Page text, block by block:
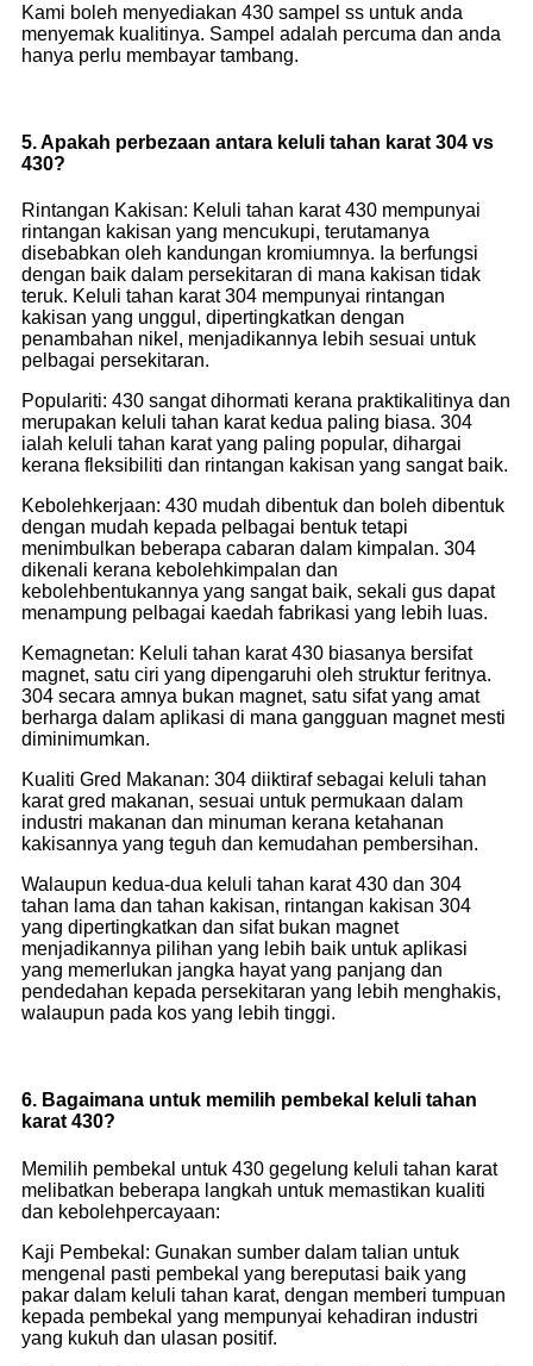
Kami boleh menyediakan 430 sampel ss untuk anda
menyemak kualitinya. Sampel adalah percuma dan anda
hanya perlu membayar tambang.
5. Apakah perbezaan antara keluli tahan karat 304 vs
430?
Rintangan Kakisan: Keluli tahan karat 430 mempunyai
rintangan kakisan yang mencukupi, terutamanya
disebabkan oleh kandungan kromiumnya. Ia berfungsi
dengan baik dalam persekitaran di mana kakisan tidak
teruk. Keluli tahan karat 304 mempunyai rintangan
kakisan yang unggul, dipertingkatkan dengan
penambahan nikel, menjadikannya lebih sesuai untuk
pelbagai persekitaran.
Populariti: 430 sangat dihormati kerana praktikalitinya dan
merupakan keluli tahan karat kedua paling biasa. 304
ialah keluli tahan karat yang paling popular, dihargai
kerana fleksibiliti dan rintangan kakisan yang sangat baik.
Kebolehkerjaan: 430 mudah dibentuk dan boleh dibentuk
dengan mudah kepada pelbagai bentuk tetapi
menimbulkan beberapa cabaran dalam kimpalan. 304
dikenali kerana kebolehkimpalan dan
kebolehbentukannya yang sangat baik, sekali gus dapat
menampung pelbagai kaedah fabrikasi yang lebih luas.
Kemagnetan: Keluli tahan karat 430 biasanya bersifat
magnet, satu ciri yang dipengaruhi oleh struktur feritnya.
304 secara amnya bukan magnet, satu sifat yang amat
berharga dalam aplikasi di mana gangguan magnet mesti
diminimumkan.
Kualiti Gred Makanan: 304 diiktiraf sebagai keluli tahan
karat gred makanan, sesuai untuk permukaan dalam
industri makanan dan minuman kerana ketahanan
kakisannya yang teguh dan kemudahan pembersihan.
Walaupun kedua-dua keluli tahan karat 430 dan 304
tahan lama dan tahan kakisan, rintangan kakisan 304
yang dipertingkatkan dan sifat bukan magnet
menjadikannya pilihan yang lebih baik untuk aplikasi
yang memerlukan jangka hayat yang panjang dan
pendedahan kepada persekitaran yang lebih menghakis,
walaupun pada kos yang lebih tinggi.
6. Bagaimana untuk memilih pembekal keluli tahan
karat 430?
Memilih pembekal untuk 430 gegelung keluli tahan karat
melibatkan beberapa langkah untuk memastikan kualiti
dan kebolehpercayaan:
Kaji Pembekal: Gunakan sumber dalam talian untuk
mengenal pasti pembekal yang bereputasi baik yang
pakar dalam keluli tahan karat, dengan memberi tumpuan
kepada pembekal yang mempunyai kehadiran industri
yang kukuh dan ulasan positif.